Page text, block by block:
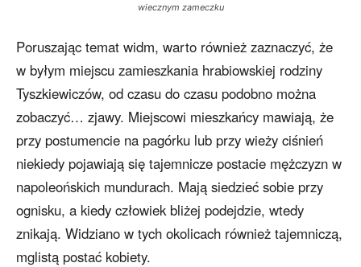
wiecznym zameczku
Poruszając temat widm, warto również zaznaczyć, że
w byłym miejscu zamieszkania hrabiowskiej rodziny
Tyszkiewiczów, od czasu do czasu podobno można
zobaczyć… zjawy. Miejscowi mieszkańcy mawiają, że
przy postumencie na pagórku lub przy wieży ciśnień
niekiedy pojawiają się tajemnicze postacie mężczyzn w
napoleońskich mundurach. Mają siedzieć sobie przy
ognisku, a kiedy człowiek bliżej podejdzie, wtedy
znikają. Widziano w tych okolicach również tajemniczą,
mglistą postać kobiety.